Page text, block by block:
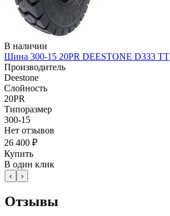
В наличии
Шина 300-15 20PR DEESTONE D333 TT
Производитель
Deestone
Слойность
20PR
Типоразмер
300-15
Нет отзывов
26 400 ₽
Купить
В один клик
‹ ›
Отзывы